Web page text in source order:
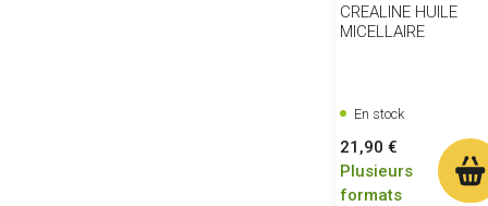
CREALINE HUILE
MICELLAIRE
En stock
Prix
21,90 €
Plusieurs
formats